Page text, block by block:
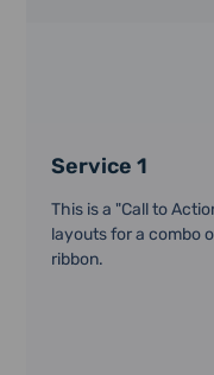
Service 1
This is a "Call to
layouts for a combo
ribbon.